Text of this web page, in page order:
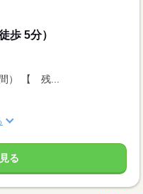
歩 5分）
） 【 残...
る